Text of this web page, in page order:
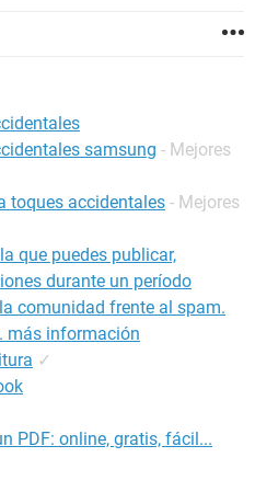
samsung - Mejores
toques accidentales - Mejores
que puedes publicar,
durante un período
comunidad frente al spam.
más información
✓
PDF: online, gratis, fácil...